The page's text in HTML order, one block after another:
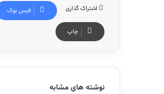
اشتراک گذاری فیس بوک
چاپ
نوشته های مشابه